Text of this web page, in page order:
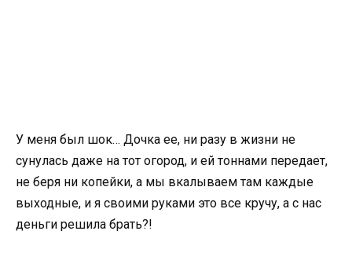
У меня был шок… Дочка ее, ни разу в жизни не
сунулась даже на тот огород, и ей тоннами передает,
не беря ни копейки, а мы вкалываем там каждые
выходные, и я своими руками это все кручу, а с нас
деньги решила брать?!